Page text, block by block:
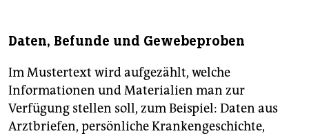
Daten, Befunde und Gewebeproben
Im Mustertext wird aufgezählt, welche
Informationen und Materialien man zur
Verfügung stellen soll, zum Beispiel: Daten aus
Arztbriefen, persönliche Krankengeschichte,